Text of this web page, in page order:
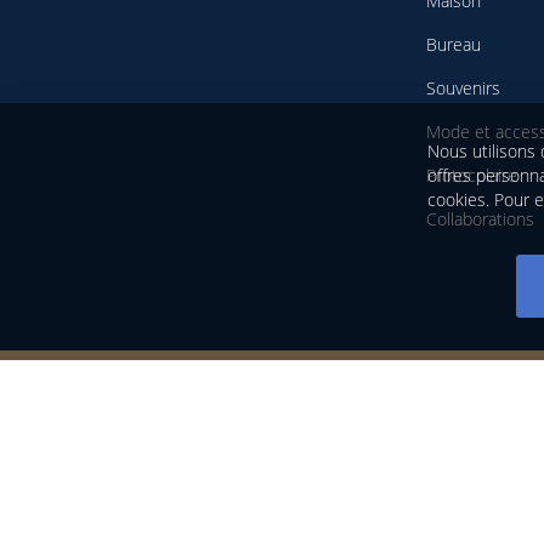
Bureau
Souvenirs
Mode et
Protocolaire
Collaborations
Nous utilisons
offres
cookies. Pour